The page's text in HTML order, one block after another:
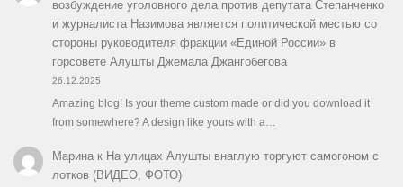
возбуждение уголовного дела против депутата Степанченко
и журналиста Назимова является политической местью со
стороны руководителя фракции «Единой России» в
горсовете Алушты Джемала Джангобегова
26.12.2025
Amazing blog! Is your theme custom made or did you download it
from somewhere? A design like yours with a…
Маринак На улицах Алушты внаглую торгуют самогоном с
лотков (ВИДЕО, ФОТО)